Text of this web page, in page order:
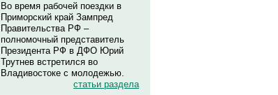
Во время рабочей поездки в
Приморский край Зампред
Правительства РФ –
полномочный представитель
Президента РФ в ДФО Юрий
Трутнев встретился во
Владивостоке с молодежью.
статьи раздела